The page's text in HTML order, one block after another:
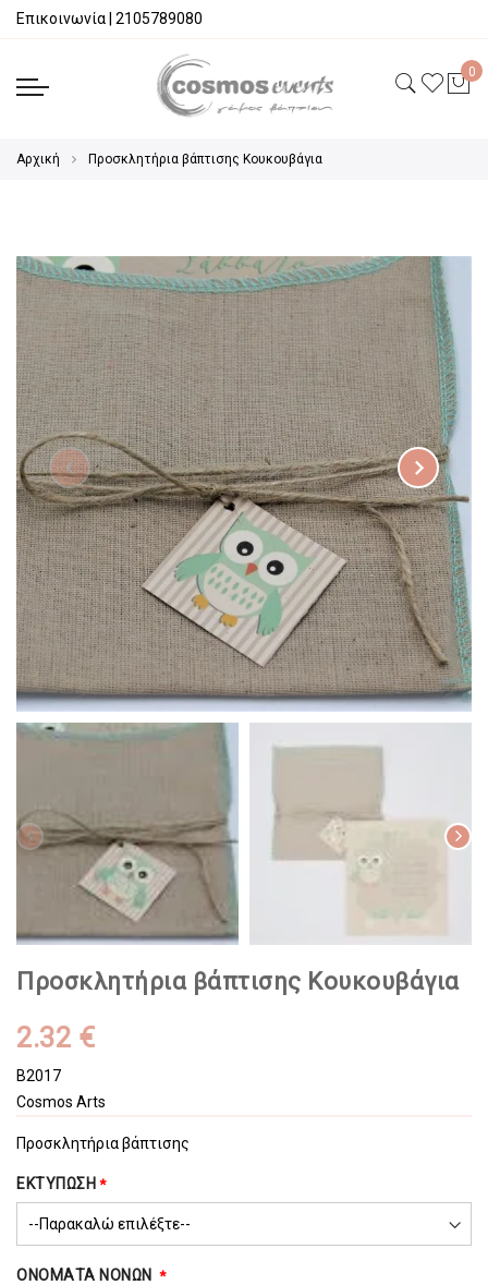
Επικοινωνία 2105789080
Αρχική Προσκλητήρια βάπτισης Κουκουβάγια
Προσκλητήρια βάπτισης Κουκουβάγια
2.32 €
B2017
Cosmos Arts
Προσκλητήρια βάπτισης
ΕΚΤΥΠΩΣΗ
ΟΝΟΜΑΤΑ ΝΟΝΩΝ